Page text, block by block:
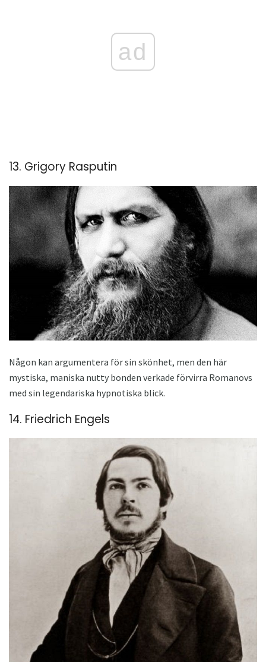
ad
13. Grigory Rasputin
Någon kan argumentera för sin skönhet, men den här
mystiska, maniska nutty bonden verkade förvirra Romanovs
med sin legendariska hypnotiska blick.
14. Friedrich Engels